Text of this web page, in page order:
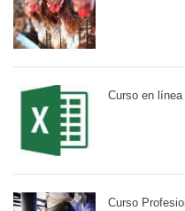
Curso en
Curso